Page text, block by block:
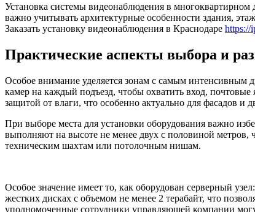
Установка системы видеонаблюдения в
важно учитывать архитектурные особенности здания,
Заказать установку видеонаблюдения в Краснодаре https://
Практические аспекты выбора и
Особое внимание уделяется зонам с самым
камер на каждый подъезд, чтобы охватить вход,
защитой от влаги, что особенно актуально для фасадов
При выборе места для установки оборудования важно
выполняют на высоте не менее двух с половиной метров,
техническим шахтам или потолочным нишам.
Особое значение имеет то, как оборудован серверный
жестких дисках с объемом не менее 2 терабайт, что
уполномоченные сотрудники управляющей компании